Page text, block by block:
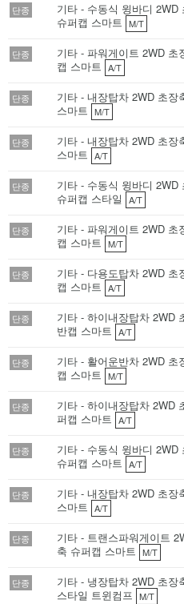
단종
기타 - 수동식 윙바디 2WD
슈퍼캡 스마트 M/T
단종
기타 - 파워게이트 2WD 초
캡 스마트 A/T
단종
기타 - 내장탑차 2WD 초장
스마트 M/T
단종
기타 - 내장탑차 2WD 초장
스마트 A/T
단종
기타 - 수동식 윙바디 2WD
슈퍼캡 스타일
A/T
단종
기타 - 파워게이트 2WD 초
캡 스마트 M/T
단종
기타 - 다용도탑차 2WD 초
캡 스마트 A/T
단종
기타 - 하이내장탑차 2WD
반캡 스마트 A/T
단종
기타 - 활어운반차 2WD 초
캡 스마트 M/T
단종
기타 - 하이내장탑차 2WD
퍼캡 스마트 A/T
단종
기타 - 수동식 윙바디 2WD
슈퍼캡 스마트 A/T
단종
기타 - 내장탑차 2WD 초장
스마트 A/T
단종
기타 - 트랜스파워게이트
축 슈퍼캡 스마트 M/T
단종
기타 - 냉장탑차 2WD 초장
스타일 트윈컴프 M/T